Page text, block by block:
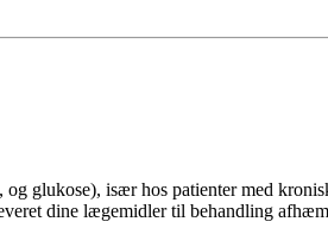
glukose), især hos patienter med
dine lægemidler til behandling af